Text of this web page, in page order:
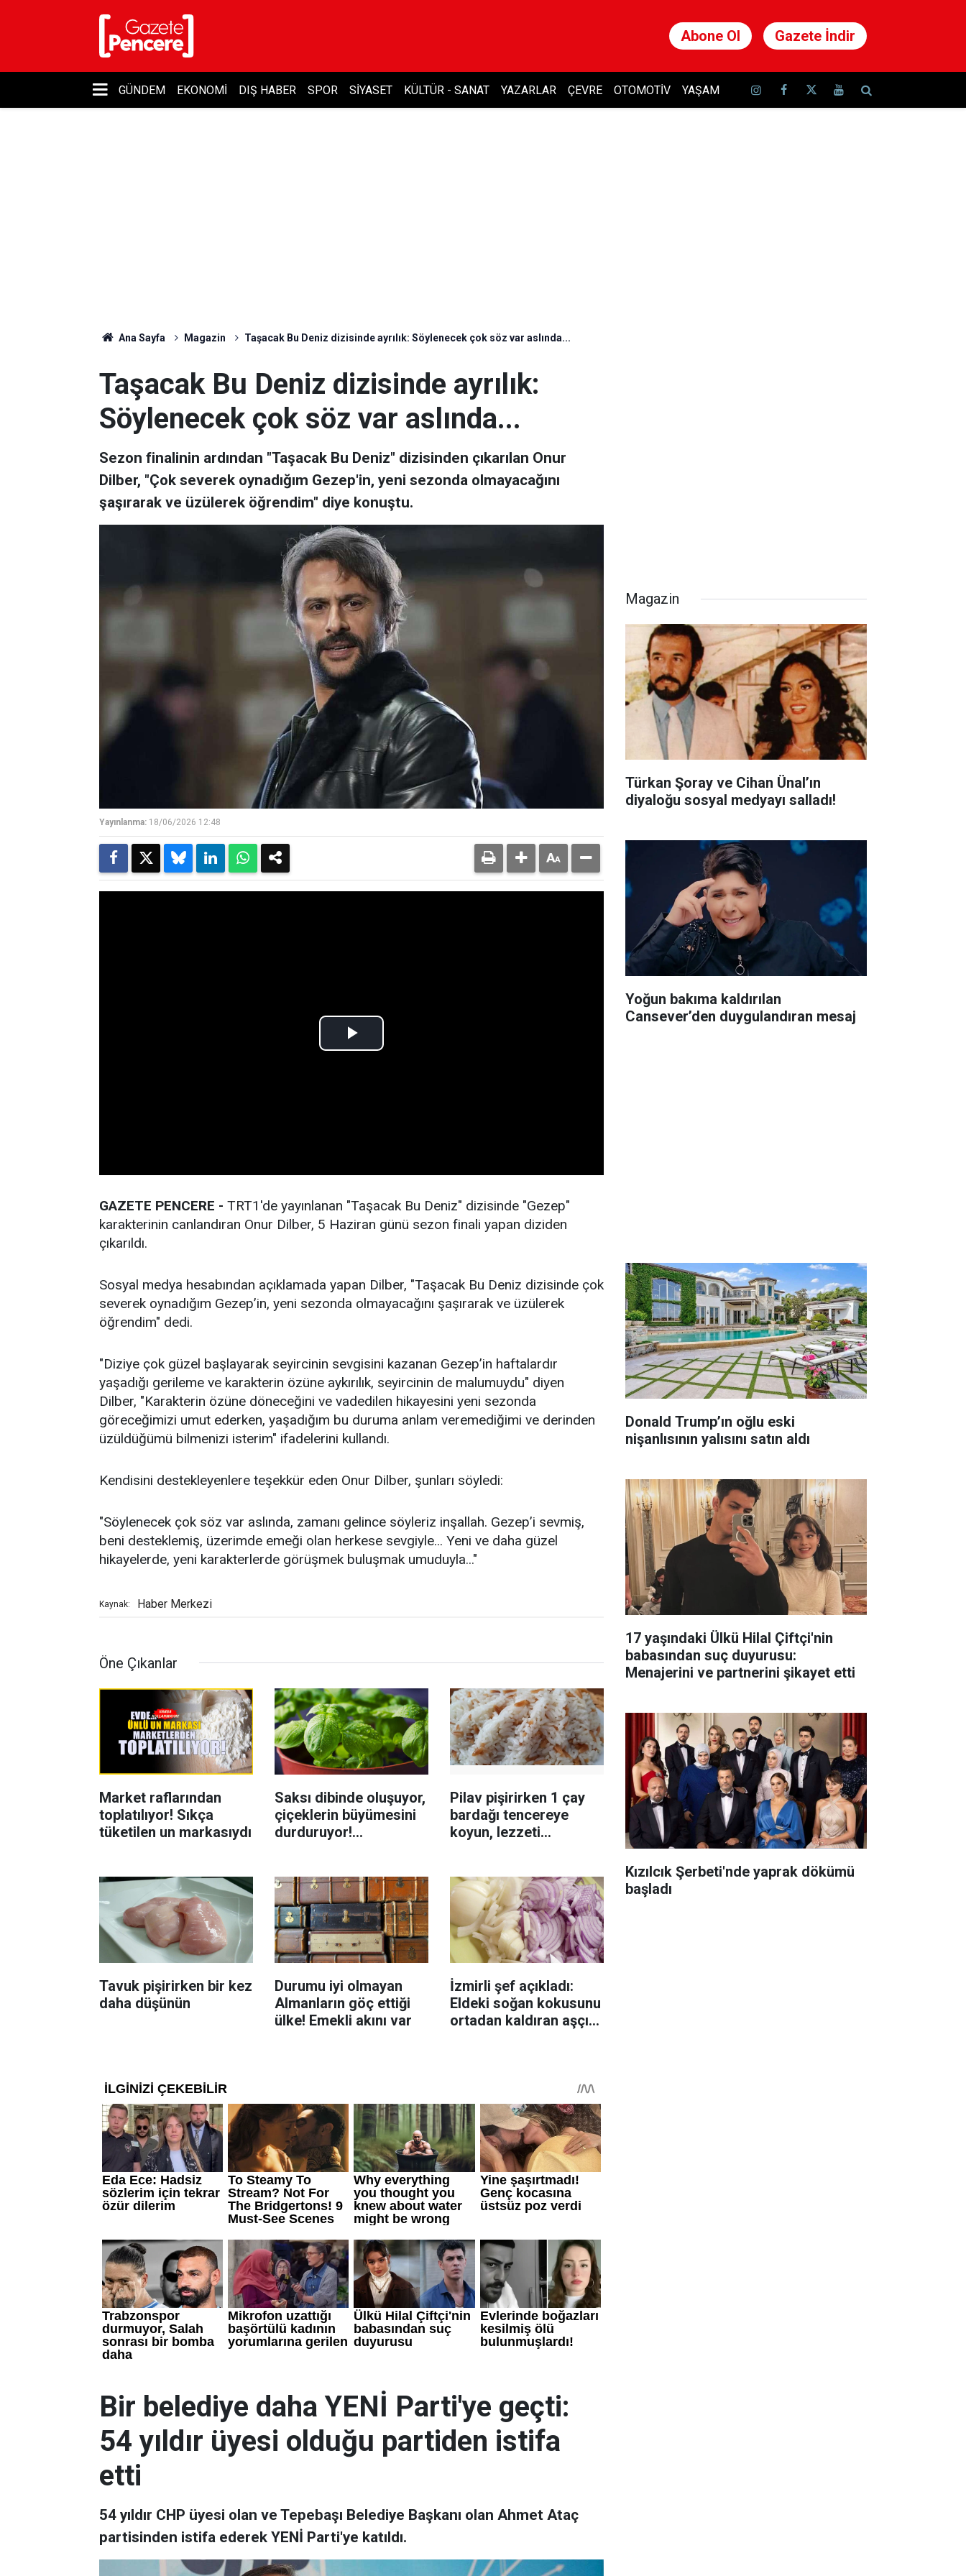
Abone Ol Gazete İndir
GÜNDEM EKONOMI DIŞ HABER SPOR SIYASET KÜLTÜR - SANAT YAZARLAR ÇEVRE OTOMOTIV YAŞAM
Ana Sayfa Magazin Taşacak Bu Deniz dizisinde ayrılık: Söylenecek çok söz var aslında...
Taşacak Bu Deniz dizisinde ayrılık:
Söylenecek çok söz var aslında...
Sezon finalinin ardından "Taşacak Bu Deniz" dizisinden çıkarılan Onur
Dilber, "Çok severek oynadığım Gezep'in, yeni sezonda olmayacağını
şaşırarak ve üzülerek öğrendim" diye konuştu.
Yayınlanma: 18/06/2026 12:48
GAZETE PENCERE - TRT1'de yayınlanan "Taşacak Bu Deniz" dizisinde "Gezep"
karakterinin canlandıran Onur Dilber, 5 Haziran günü sezon finali yapan diziden
çıkarıldı.
Sosyal medya hesabından açıklamada yapan Dilber, "Taşacak Bu Deniz dizisinde çok
severek oynadığım Gezep’in, yeni sezonda olmayacağını şaşırarak ve üzülerek
öğrendim" dedi.
"Diziye çok güzel başlayarak seyircinin sevgisini kazanan Gezep’in haftalardır
yaşadığı gerileme ve karakterin özüne aykırılık, seyircinin de malumuydu" diyen
Dilber, "Karakterin özüne döneceğini ve vadedilen hikayesini yeni sezonda
göreceğimizi umut ederken, yaşadığım bu duruma anlam veremediğimi ve derinden
üzüldüğümü bilmenizi isterim" ifadelerini kullandı.
Kendisini destekleyenlere teşekkür eden Onur Dilber, şunları söyledi:
"Söylenecek çok söz var aslında, zamanı gelince söyleriz inşallah. Gezep’i sevmiş,
beni desteklemiş, üzerimde emeği olan herkese sevgiyle... Yeni ve daha güzel
hikayelerde, yeni karakterlerde görüşmek buluşmak umuduyla..."
Kaynak: Haber Merkezi
Öne Çıkanlar
Market raflarından
toplatılıyor! Sıkça
tüketilen un markasıydı
Saksı dibinde oluşuyor,
çiçeklerin büyümesini
durduruyor!
Pilav pişirirken 1 çay
bardağı tencereye
koyun, lezzeti
Tavuk pişirirken bir kez
daha düşünün
Durumu iyi olmayan
Almanların göç ettiği
ülke! Emekli akını var
İzmirli şef açıkladı:
Eldeki soğan kokusunu
ortadan kaldıran aşçı
Magazin
Türkan Şoray ve Cihan Ünal’ın
diyaloğu sosyal medyayı salladı!
Yoğun bakıma kaldırılan
Cansever’den duygulandıran mesaj
Donald Trump’ın oğlu eski
nişanlısının yalısını satın aldı
17 yaşındaki Ülkü Hilal Çiftçi'nin
babasından suç duyurusu:
Menajerini ve partnerini şikayet etti
Kızılcık Şerbeti'nde yaprak dökümü
başladı
Bir belediye daha YENİ Parti'ye geçti:
54 yıldır üyesi olduğu partiden istifa
etti
54 yıldır CHP üyesi olan ve Tepebaşı Belediye Başkanı olan Ahmet Ataç
partisinden istifa ederek YENİ Parti'ye katıldı.